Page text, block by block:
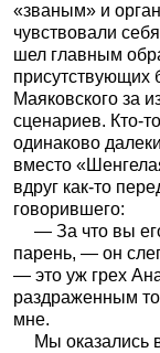
«званым» и
чувствовали
шел главным
присутствующих
Маяковского за
сценариев. Кто-
одинаково
вместо
вдруг как-то
говорившего:
— За что вы
парень, — он
— это уж грех
раздраженным
мне.
Мы оказались